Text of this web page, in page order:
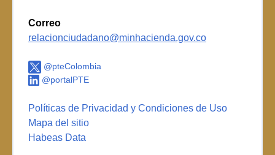
Correo
relacionciudadano@minhacienda.gov.co
@pteColombia
@portalPTE
Políticas de Privacidad y Condiciones de Uso
Mapa del sitio
Habeas Data